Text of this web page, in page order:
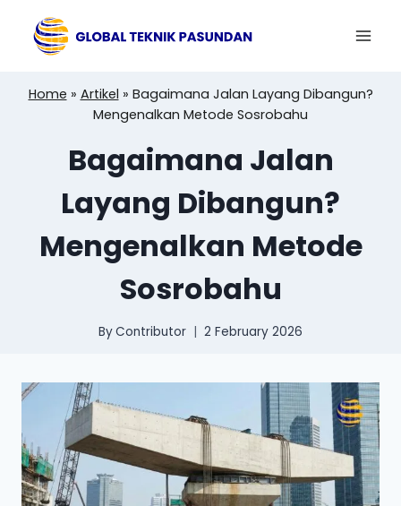
content
Home » Artikel » Bagaimana Jalan Layang Dibangun?
Mengenalkan Metode Sosrobahu
Bagaimana Jalan
Layang Dibangun?
Mengenalkan Metode
Sosrobahu
ByContributor 2 February 2026